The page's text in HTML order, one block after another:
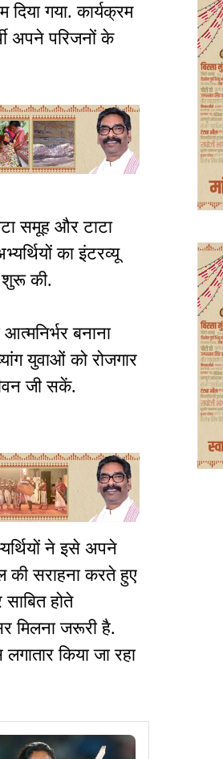
गया. कार्यक्रम
अपने परिजनों के
समूह और टाटा
का इंटरव्यू
शुरू की.
बनाना
युवाओं को रोजगार
जी सकें.
ने इसे अपने
की सराहना करते हुए
होते
मिलना जरूरी है.
किया जा रहा